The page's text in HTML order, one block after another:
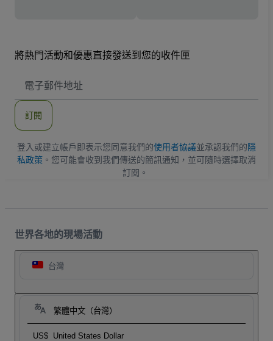
將熱門活動和優惠直接發送到您的收件匣
子
地
訂閱
登入或建立帳戶即表示您同意我們的使用者協議並承認我們的隱
私政策 。您可能會收到我們傳送的簡訊通知，並可隨時選擇取消
訂閱。
世界各地的現場活動
台灣
繁體中文（台灣）
US$ United States Dollar